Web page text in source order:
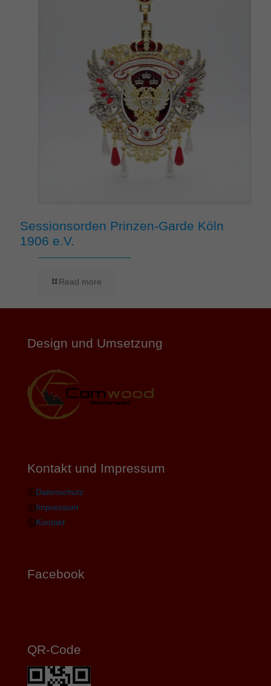
Sessionsorden Prinzen-Garde Köln
1906 e.V.
Read more
Design und Umsetzung
Kontakt und Impressum
Datenschutz
Impressum
Kontakt
Facebook
QR-Code